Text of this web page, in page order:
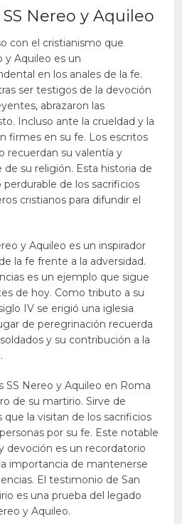
Nereo y Aquileo
con el cristianismo que
y Aquileo es un
en los anales de la fe.
ser testigos de la devoción
abrazaron las
Incluso ante la crueldad y la
firmes en su fe. Los escritos
recuerdan su valentía y
su religión. Esta historia de
de los sacrificios
cristianos para difundir el
y Aquileo es un inspirador
la fe frente a la adversidad.
es un ejemplo que sigue
de hoy. Como tributo a su
IV se erigió una iglesia
de peregrinación recuerda
y su contribución a la
SS Nereo y Aquileo en Roma
de su martirio. Sirve de
la visitan de los sacrificios
por su fe. Este notable
devoción es un recordatorio
importancia de mantenerse
El testimonio de San
es una prueba del legado
y Aquileo.